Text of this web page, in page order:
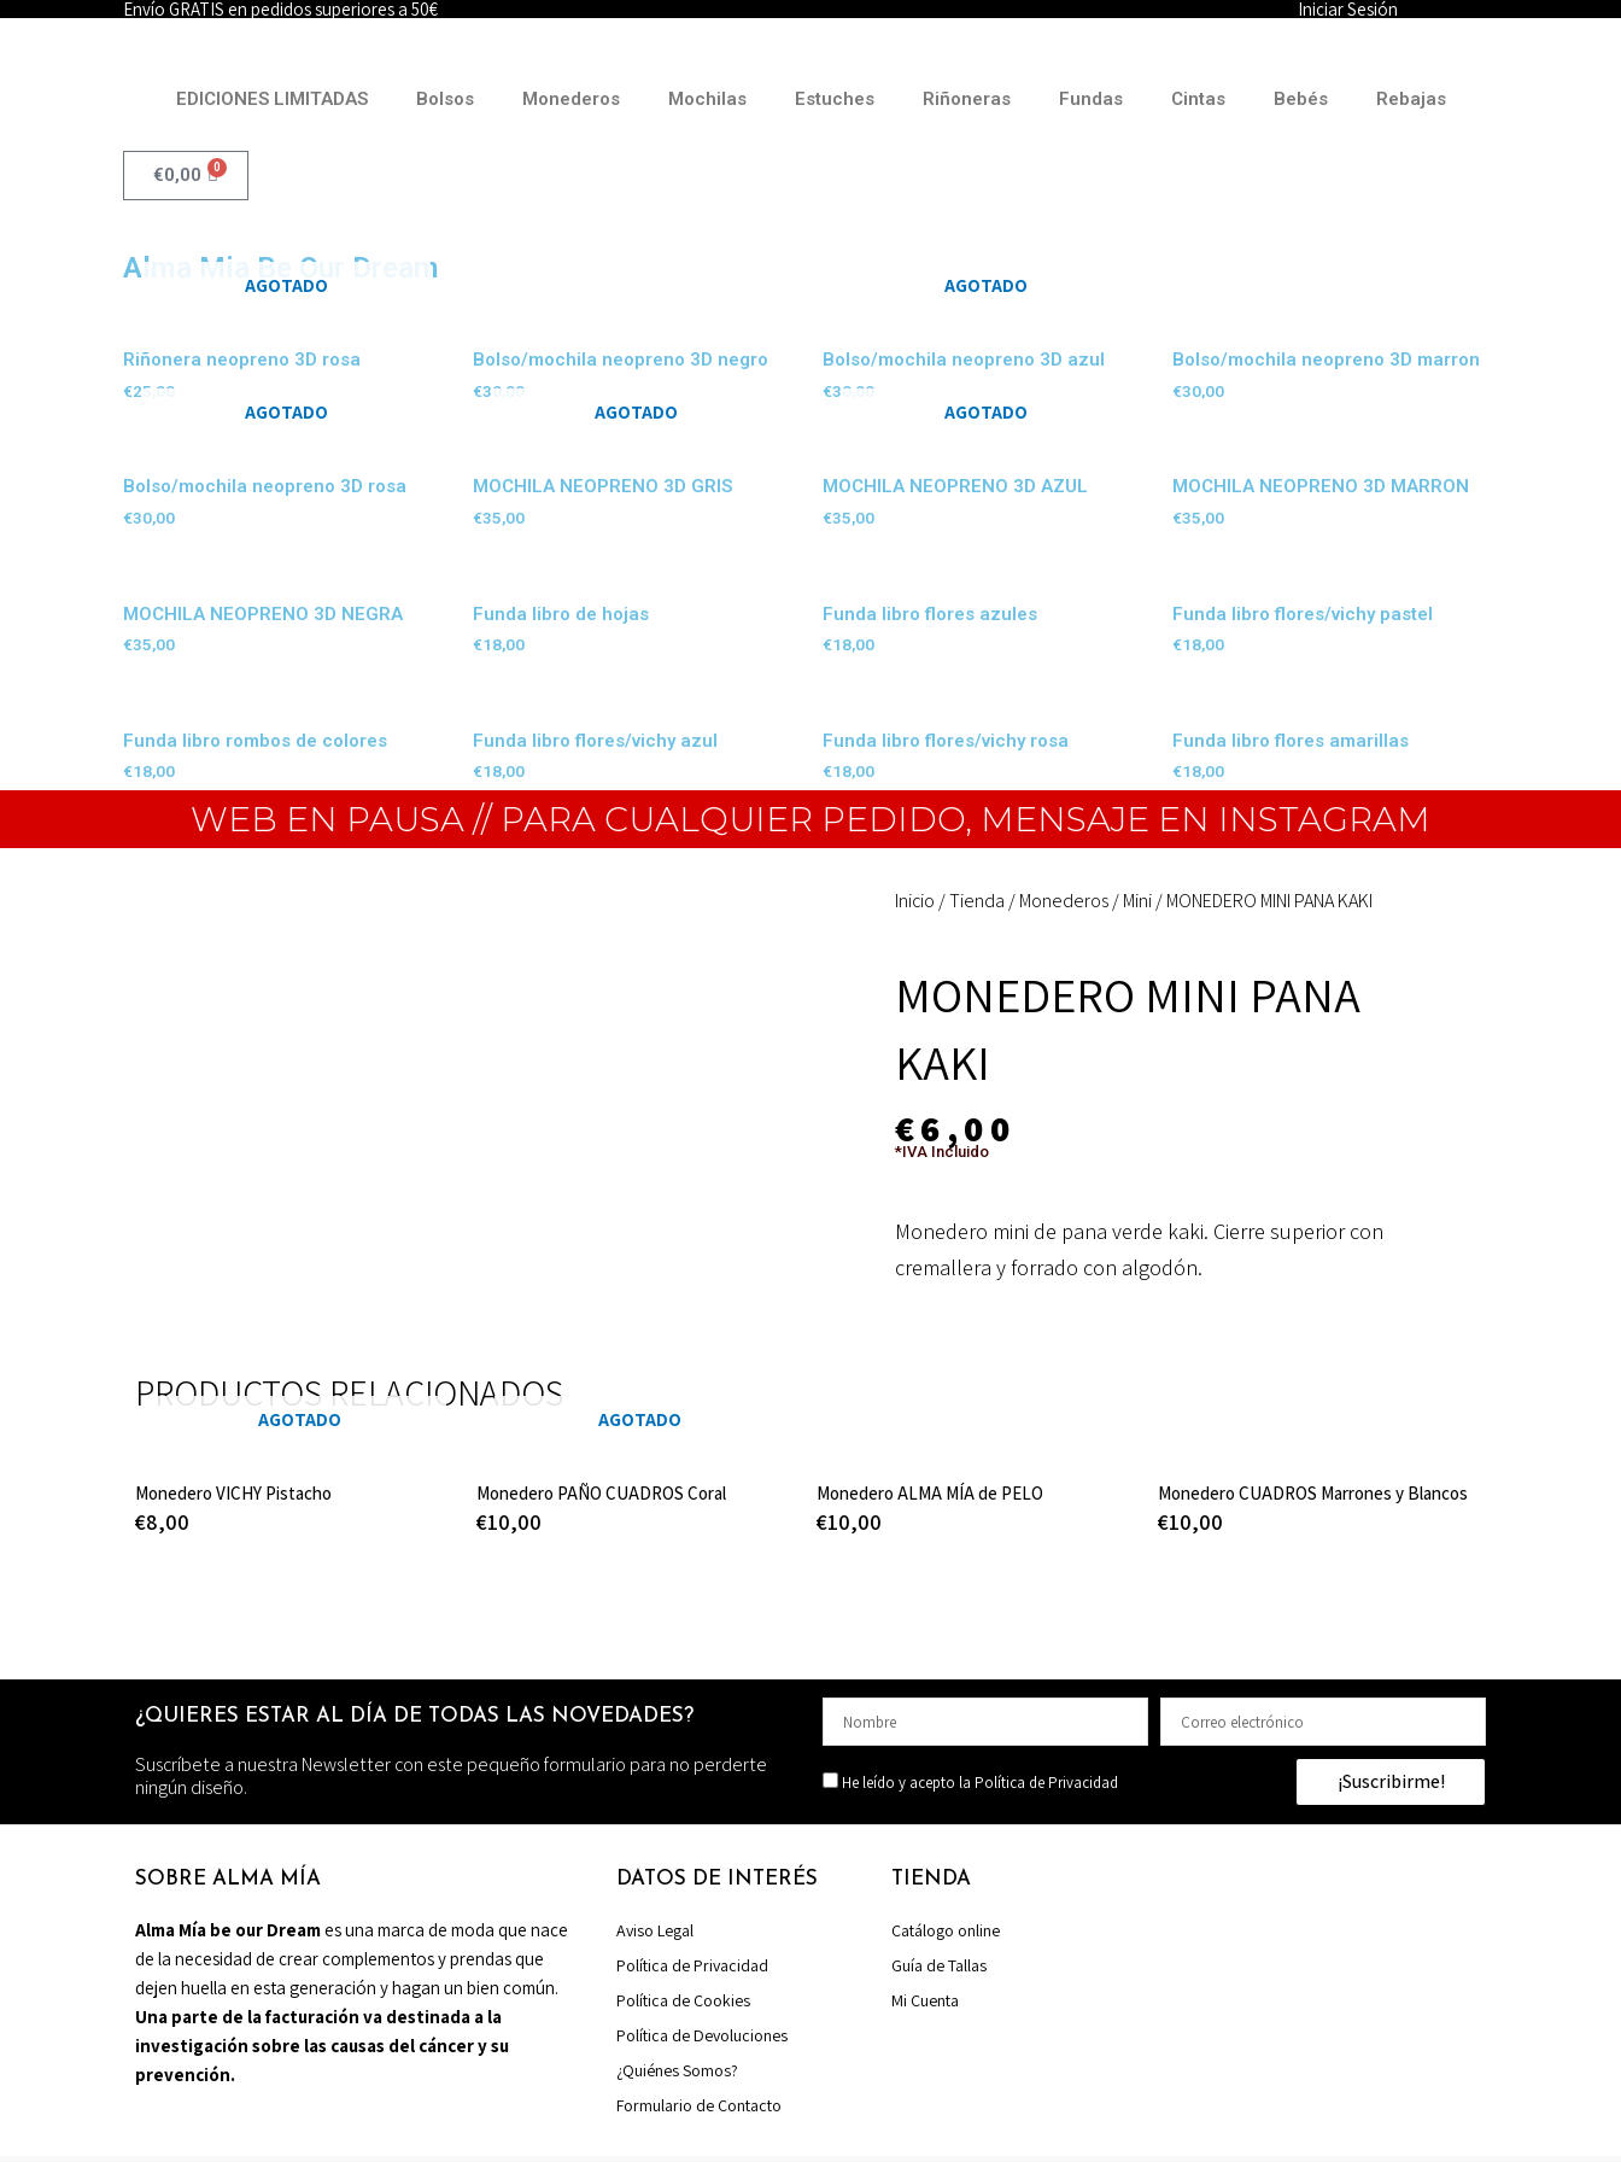
Ir
Envío GRATIS en pedidos superiores a 50€ Iniciar Sesión
EDICIONES LIMITADAS Bolsos Monederos Mochilas Estuches Riñoneras Fundas Cintas Bebés Rebajas
€0,00 0Carrito
Alma Mia Be Our Dream
AGOTADO
Riñonera neopreno 3D rosa
€25,00
Bolso/mochila neopreno 3D negro
€30,00
AGOTADO
Bolso/mochila neopreno 3D azul
€30,00
Bolso/mochila neopreno 3D marron
€30,00
AGOTADO
Bolso/mochila neopreno 3D rosa
€30,00
AGOTADO
MOCHILA NEOPRENO 3D GRIS
€35,00
AGOTADO
MOCHILA NEOPRENO 3D AZUL
€35,00
MOCHILA NEOPRENO 3D MARRON
€35,00
MOCHILA NEOPRENO 3D NEGRA
€35,00
Funda libro de hojas
€18,00
Funda libro flores azules
€18,00
Funda libro flores/vichy pastel
€18,00
Funda libro rombos de colores
€18,00
Funda libro flores/vichy azul
€18,00
Funda libro flores/vichy rosa
€18,00
Funda libro flores amarillas
€18,00
WEB EN PAUSA // PARA CUALQUIER PEDIDO, MENSAJE EN INSTAGRAM
Inicio /Tienda /Monederos/Mini/ MONEDERO MINI PANA KAKI
MONEDERO MINI PANA
KAKI
€6,00
*IVA Incluido
Monedero mini de pana verde kaki. Cierre superior con
cremallera y forrado con algodón.
PRODUCTOS RELACIONADOS
AGOTADO
Monedero VICHY Pistacho
€8,00
AGOTADO
Monedero PAÑO CUADROS Coral
€10,00
Monedero ALMA MÍA de PELO
€10,00
Monedero CUADROS Marrones y Blancos
€10,00
¿QUIERES ESTAR AL DÍA DE TODAS LAS NOVEDADES?
Suscríbete a nuestra Newsletter con este pequeño formulario para no perderte
ningún diseño.
He leído y acepto la Política de Privacidad ¡Suscribirme!
SOBRE ALMA MÍA
Alma Mía be our Dreames una marca de moda que nace
de la necesidad de crear complementos y prendas que
dejen huella en esta generación y hagan un bien común.
Una parte de la facturación va destinada a la
investigación sobre las causas del cáncer y su
prevención.
DATOS DE INTERÉS
Aviso Legal
Política de Privacidad
Política de Cookies
Política de Devoluciones
¿Quiénes Somos?
Formulario de Contacto
TIENDA
Catálogo online
Guía de Tallas
Mi Cuenta